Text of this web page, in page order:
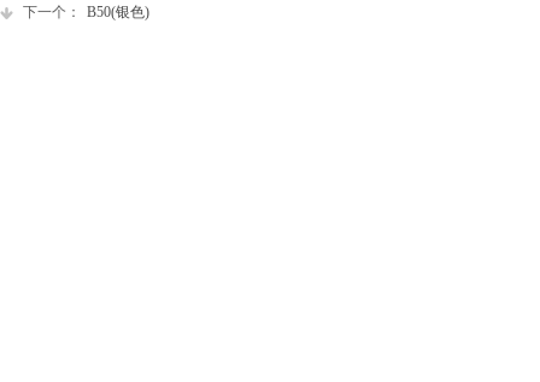
下一个：
B50(银色)